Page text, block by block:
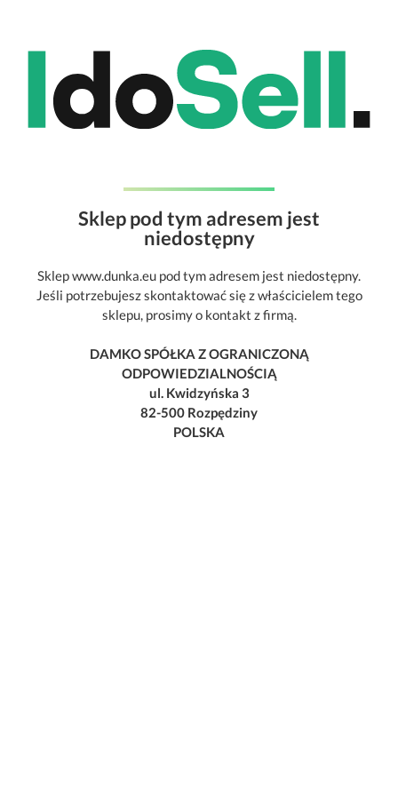
Sklep pod tym adresem jest
niedostępny
Sklep www.dunka.eu pod tym adresem jest niedostępny.
Jeśli potrzebujesz skontaktować się z właścicielem tego
sklepu, prosimy o kontakt z firmą.
DAMKO SPÓŁKA Z OGRANICZONĄ
ODPOWIEDZIALNOŚCIĄ
ul. Kwidzyńska 3
82-500 Rozpędziny
POLSKA